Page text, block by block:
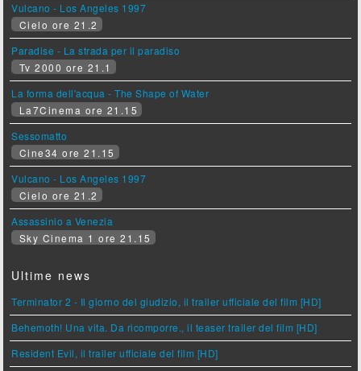
Vulcano - Los Angeles 1997
Cielo ore 21.2
Paradise - La strada per il paradiso
Tv 2000 ore 21.1
La forma dell'acqua - The Shape of Water
La7Cinema ore 21.15
Sessomatto
Cine34 ore 21.15
Vulcano - Los Angeles 1997
Cielo ore 21.2
Assassinio a Venezia
Sky Cinema 1 ore 21.15
Ultime news
Terminator 2 - Il giorno del giudizio, il trailer ufficiale del film [HD]
Behemoth! Una vita. Da ricomporre., il teaser trailer del film [HD]
Resident Evil, il trailer ufficiale del film [HD]